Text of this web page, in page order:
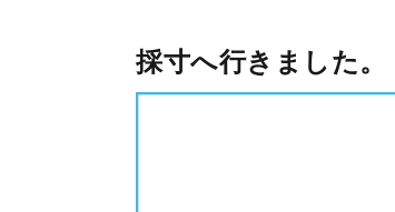
採寸へ行きました。